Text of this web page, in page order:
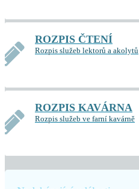
ROZPIS ČTENÍ
Rozpis služeb lektorů a akolytů
ROZPIS KAVÁRNA
Rozpis služeb ve farní kavárně